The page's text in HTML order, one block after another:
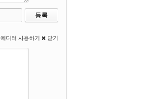
에디터 사용하기 닫기